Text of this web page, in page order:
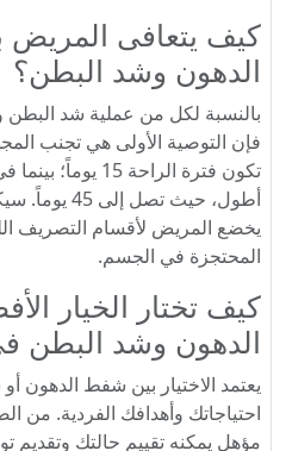
كيف يتعافى
الدهون وشد البطن؟
بالنسبة لكل من عملية شد البطن
فإن التوصية الأولى هي تجنب
تكون فترة الراحة
أطول، حيث
يخضع المريض لأقسام التصريف
المحتجزة في الجسم.
كيف تختار الخيار
الدهون وشد البطن
يعتمد الاختيار بين شفط الدهون
احتياجاتك وأهدافك الفردية. من
مؤهل يمكنه تقييم حالتك